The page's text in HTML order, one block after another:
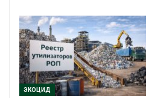
ЭКОЦИД